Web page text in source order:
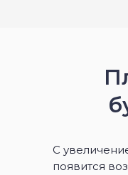
С
появится